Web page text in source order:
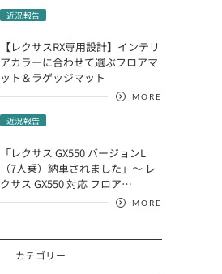
近況報告
【レクサスRX専用設計】インテリ
アカラーに合わせて選ぶフロアマ
ット＆ラゲッジマット
MORE
近況報告
「レクサス GX550 バージョンL
（7人乗）納車されました」～ レ
クサス GX550 対応 フロア…
MORE
カテゴリー